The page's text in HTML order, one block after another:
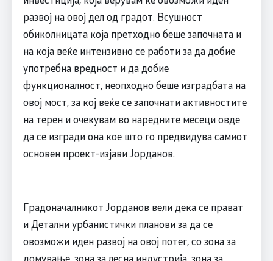
развој на овој дел од градот. Всушност
обиколницата која претходно беше започната и
на која веќе интензивно се работи за да добие
употребна вредност и да добие
функционалност, неопходно беше изградбата на
овој мост, за кој веќе се започнати активностите
на терен и очекувам во наредните месеци овде
да се изгради она кое што го предвидува самиот
основен проект-изјави Јорданов.
Градоначалникот Јорданов вели дека се прават
и Детални урбанистички планови за да се
овозможи иден развој на овој потег, со зона за
домување, зона за лесна индустрија, зона за